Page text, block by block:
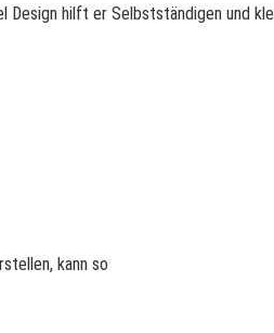
hilft er Selbstständigen und
kann so